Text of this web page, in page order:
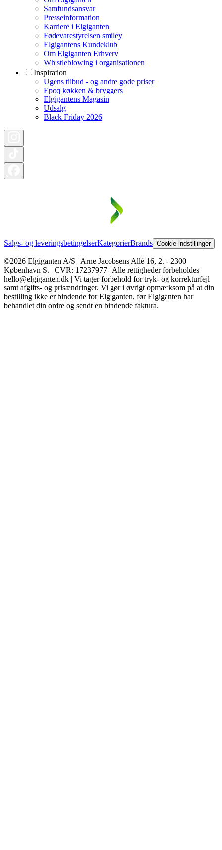
Samfundsansvar
Presseinformation
Karriere i Elgiganten
Fødevarestyrelsen smiley
Elgigantens Kundeklub
Om Elgiganten Erhverv
Whistleblowing i organisationen
Inspiration
Ugens tilbud - og andre gode priser
Epoq køkken & bryggers
Elgigantens Magasin
Udsalg
Black Friday 2026
Salgs- og leveringsbetingelserKategorierBrands Cookie indstillinger
©2026 Elgiganten A/S | Arne Jacobsens Allé 16, 2. - 2300
København S. | CVR: 17237977 | Alle rettigheder forbeholdes |
hello@elgiganten.dk | Vi tager forbehold for tryk- og korrekturfejl
samt afgifts- og prisændringer. Vi gør i øvrigt opmærksom på at din
bestilling ikke er bindende for Elgiganten, før Elgiganten har
behandlet din ordre og sendt en bindende faktura.